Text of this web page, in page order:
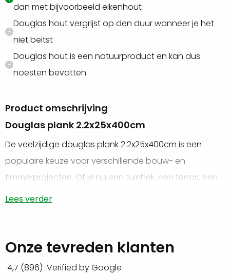
dan met bijvoorbeeld eikenhout
Douglas hout vergrijst op den duur wanneer je het
niet beitst
Douglas hout is een natuurproduct en kan dus
noesten bevatten
Product omschrijving
Douglas plank 2.2x25x400cm
De veelzijdige douglas plank 2.2x25x400cm is een
populaire keuze voor verschillende bouw- en
timmerprojecten. Of je nu een tuinhek, een terras, een
pergola of zelfs een meubelstuk wilt bouwen, de
zijn verkrijgbaar in drie verschillende maten: 3 meter, 4
meter en 5 meter.
Lees verder
Onze tevreden klanten
4,7 (896) Verified by Google